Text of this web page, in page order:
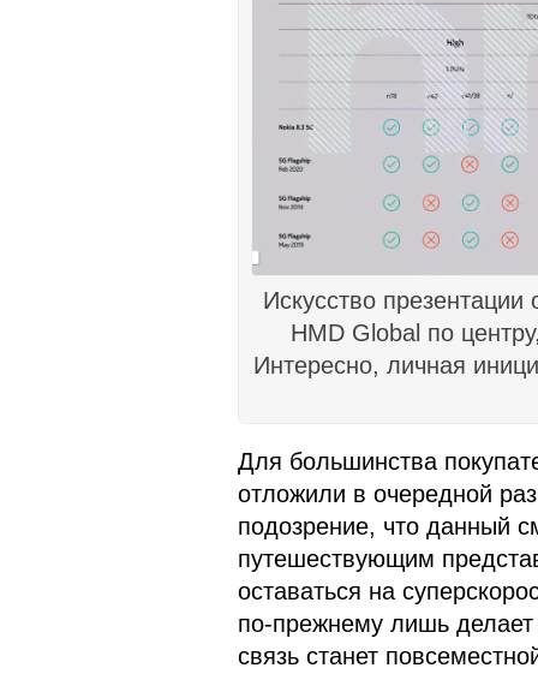
Искусство презентации
HMD Global по
Интересно, личная
Для большинства
отложили в очередной
подозрение, что данный
путешествующим
оставаться на
по-прежнему лишь
связь станет